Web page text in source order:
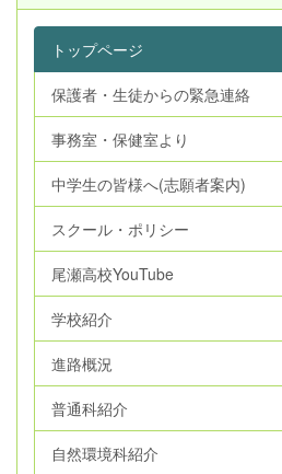
トップページ
保護者・生徒からの緊急連絡
事務室・保健室より
中学生の皆様へ(志願者案内)
スクール・ポリシー
尾瀬高校YouTube
学校紹介
進路概況
普通科紹介
自然環境科紹介